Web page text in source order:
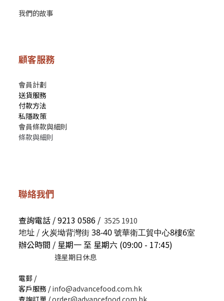
我們的故事
顧客服務
會員計劃
送貨服務
付款方法
私隱政策
會員條款與細則
條款與細則
聯絡我們
查詢電話 / 9213 0586 / 3525 1910
地址 / 火炭坳背灣街 38-40 號華衛工貿中心8樓6室
辦公時間 / 星期一 至 星期六 (09:00 - 17:45)
逢星期日休息
電郵 /
客戶服務 /info@advancefood.com.hk
查詢訂單 /order@advancefood.com.hk